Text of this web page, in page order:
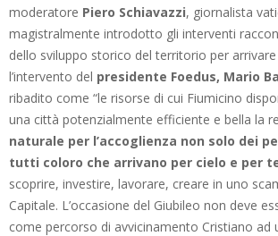
moderatore Piero Schiavazzi, giornalista
magistralmente introdotto gli interventi
dello sviluppo storico del territorio per
l’intervento del presidente Foedus, Mario
ribadito come “le risorse di cui Fiumicino
una città potenzialmente efficiente e bella la
naturale per l’accoglienza non solo dei
tutti coloro che arrivano per cielo e per
scoprire, investire, lavorare, creare in uno
Capitale. L’occasione del Giubileo non deve
come percorso di avvicinamento Cristiano ad